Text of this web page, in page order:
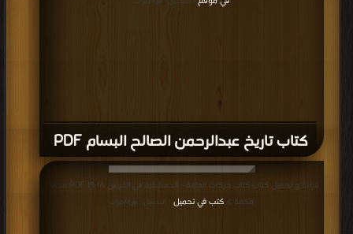
كتاب تاريخ عبدالرحمن الصالح البسام PDF
مكتبة >كتب في تحميل | التحميل : مرة/مرات